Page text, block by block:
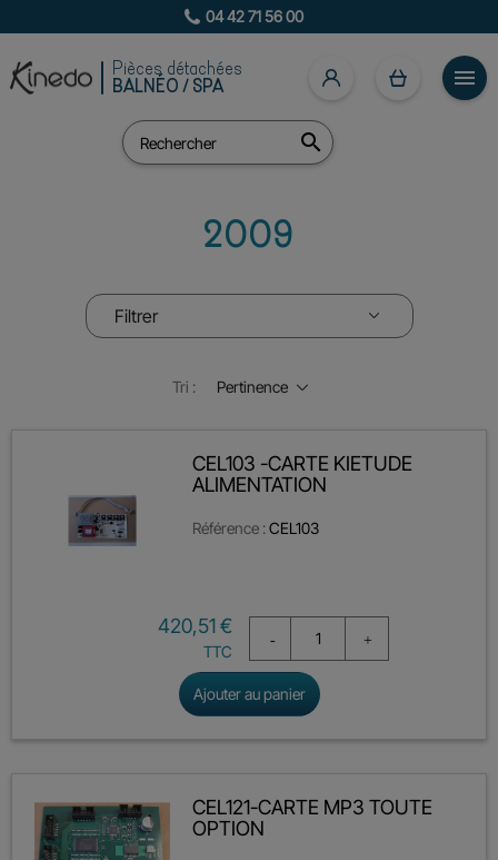
04 42 71 56 00

Pièces détachées
BALNÉO / SPA

2009
Filtrer
Tri : Pertinence
CEL103 -CARTE KIETUDE
ALIMENTATION
Référence :CEL103
Prix
420,51 €
TTC
Ajouter au panier
CEL121-CARTE MP3 TOUTE
OPTION